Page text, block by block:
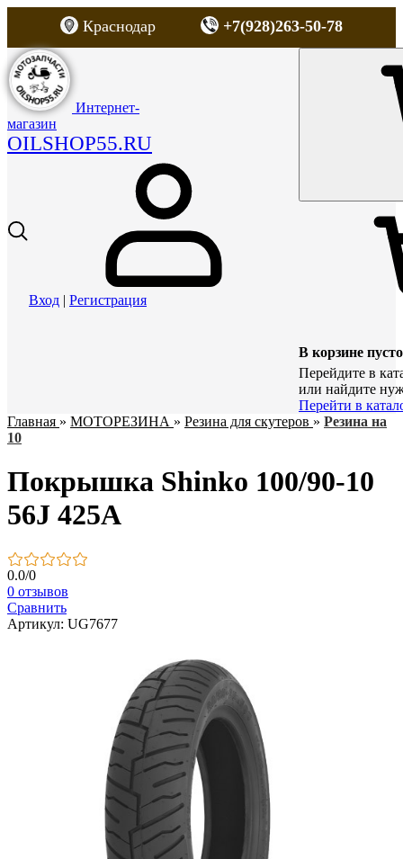
Краснодар +7(928)263-50-78
Интернет-
магазин
OILSHOP55.RU
Вход | Регистрация
В корзине пусто
Перейдите в
или найдите
Перейти в
Главная » МОТОРЕЗИНА » Резина для скутеров » Резина на
10
Покрышка Shinko 100/90-10
56J 425A
0.0/0
0 отзывов
Сравнить
Артикул: UG7677